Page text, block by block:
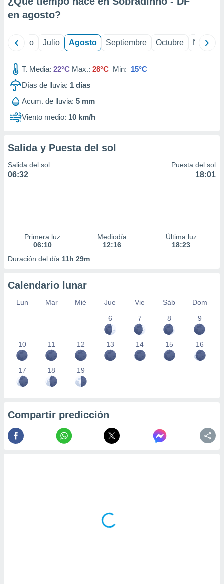
e
publicidad
publicidad
de
en agosto?
Junio Julio Agosto Septiembre Octubre
T. Media: 22°C Max.: 28°C Min: 15°C
Días de lluvia: 1 días
Acum. de lluvia: 5 mm
Viento medio: 10 km/h
Salida y Puesta del sol
Salida del sol
06:32
Puesta del sol
18:01
Primera luz
06:10
Mediodía
12:16
Última luz
18:23
Duración del día 11h 29m
Calendario lunar
Lun Mar Mié Jue Vie Sáb
Dom
6
7 8 9
10 11 12 13 14 15 16
17 18 19
Compartir predicción